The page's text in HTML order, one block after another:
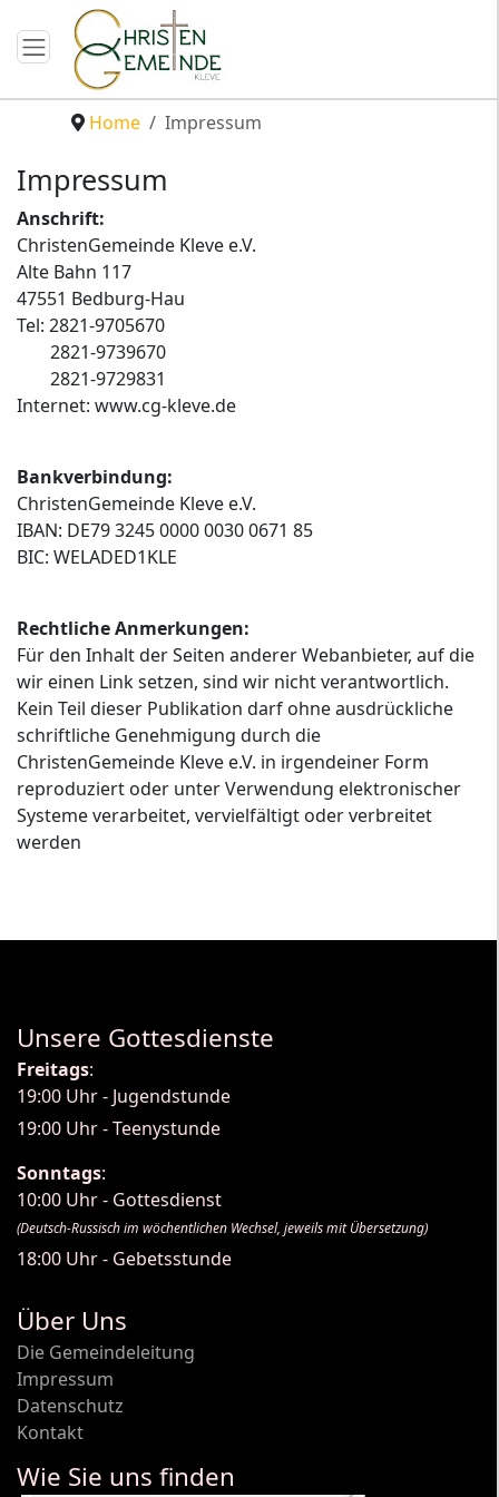
Home Impressum
Impressum
Anschrift:
ChristenGemeinde Kleve e.V.
Alte Bahn 117
47551 Bedburg-Hau
Tel: 2821-9705670
2821-9739670
2821-9729831
Internet: www.cg-kleve.de
Bankverbindung:
ChristenGemeinde Kleve e.V.
IBAN: DE79 3245 0000 0030 0671 85
BIC: WELADED1KLE
Rechtliche Anmerkungen:
Für den Inhalt der Seiten anderer Webanbieter, auf die
wir einen Link setzen, sind wir nicht verantwortlich.
Kein Teil dieser Publikation darf ohne ausdrückliche
schriftliche Genehmigung durch die
ChristenGemeinde Kleve e.V. in irgendeiner Form
reproduziert oder unter Verwendung elektronischer
Systeme verarbeitet, vervielfältigt oder verbreitet
werden
Unsere Gottesdienste
Freitags:
19:00 Uhr - Jugendstunde
19:00 Uhr - Teenystunde
Sonntags:
10:00 Uhr - Gottesdienst
(Deutsch-Russisch im wöchentlichen Wechsel, jeweils mit Übersetzung)
18:00 Uhr - Gebetsstunde
Über Uns
Die Gemeindeleitung
Impressum
Datenschutz
Kontakt
Wie Sie uns finden